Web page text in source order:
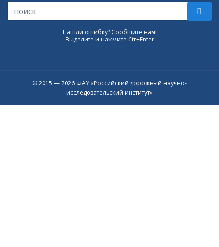
Нашли ошибку? Сообщите нам!
Выделите и нажмите Ctr+Enter
© 2015 — 2026 ФАУ «Российский дорожный научно-
исследовательский институт»